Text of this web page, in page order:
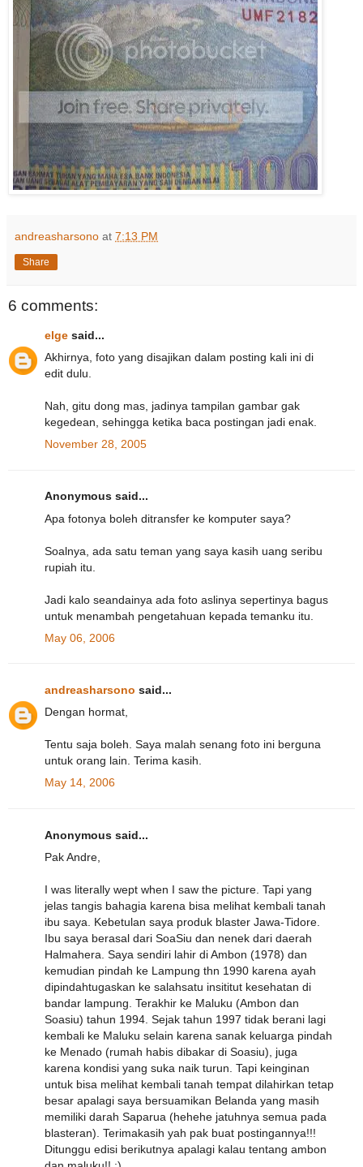
andreasharsono at 7:13 PM
Share
6 comments:
elge said...
Akhirnya, foto yang disajikan dalam posting kali ini di
edit dulu.
Nah, gitu dong mas, jadinya tampilan gambar gak
kegedean, sehingga ketika baca postingan jadi enak.
November 28, 2005
Anonymous said...
Apa fotonya boleh ditransfer ke komputer saya?
Soalnya, ada satu teman yang saya kasih uang seribu
rupiah itu.
Jadi kalo seandainya ada foto aslinya sepertinya bagus
untuk menambah pengetahuan kepada temanku itu.
May 06, 2006
andreasharsono said...
Dengan hormat,
Tentu saja boleh. Saya malah senang foto ini berguna
untuk orang lain. Terima kasih.
May 14, 2006
Anonymous said...
Pak Andre,
I was literally wept when I saw the picture. Tapi yang
jelas tangis bahagia karena bisa melihat kembali tanah
ibu saya. Kebetulan saya produk blaster Jawa-Tidore.
Ibu saya berasal dari SoaSiu dan nenek dari daerah
Halmahera. Saya sendiri lahir di Ambon (1978) dan
kemudian pindah ke Lampung thn 1990 karena ayah
dipindahtugaskan ke salahsatu insititut kesehatan di
bandar lampung. Terakhir ke Maluku (Ambon dan
Soasiu) tahun 1994. Sejak tahun 1997 tidak berani lagi
kembali ke Maluku selain karena sanak keluarga pindah
ke Menado (rumah habis dibakar di Soasiu), juga
karena kondisi yang suka naik turun. Tapi keinginan
untuk bisa melihat kembali tanah tempat dilahirkan tetap
besar apalagi saya bersuamikan Belanda yang masih
memiliki darah Saparua (hehehe jatuhnya semua pada
blasteran). Terimakasih yah pak buat postingannya!!!
Ditunggu edisi berikutnya apalagi kalau tentang ambon